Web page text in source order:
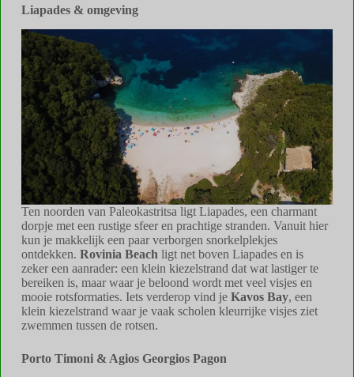
Liapades & omgeving
Ten noorden van Paleokastritsa ligt Liapades, een charmant
dorpje met een rustige sfeer en prachtige stranden. Vanuit hier
kun je makkelijk een paar verborgen snorkelplekjes
ontdekken. Rovinia Beach ligt net boven Liapades en is
zeker een aanrader: een klein kiezelstrand dat wat lastiger te
bereiken is, maar waar je beloond wordt met veel visjes en
mooie rotsformaties. Iets verderop vind je Kavos Bay, een
klein kiezelstrand waar je vaak scholen kleurrijke visjes ziet
zwemmen tussen de rotsen.
Porto Timoni & Agios Georgios Pagon